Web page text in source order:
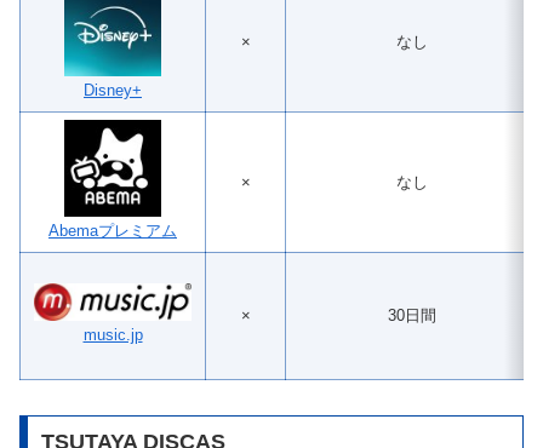
Disney+
× なし
Abemaプレミアム
× なし
music.jp
× 30日間
TSUTAYA DISCAS